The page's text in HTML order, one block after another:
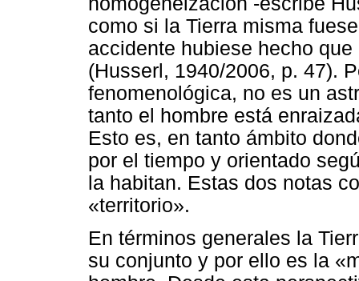
como si la Tierra misma
accidente hubiese hecho
(Husserl, 1940/2006, p. 47).
fenomenológica, no es un
tanto el hombre está
Esto es, en tanto ámbito
por el tiempo y orientado
la habitan. Estas dos notas
«territorio».
En términos generales la
su conjunto y por ello es la